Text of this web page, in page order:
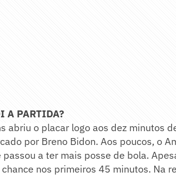
A PARTIDA?
abriu o placar logo aos dez minutos
por Breno Bidon. Aos poucos, o
passou a ter mais posse de bola.
nos primeiros 45 minutos. Na